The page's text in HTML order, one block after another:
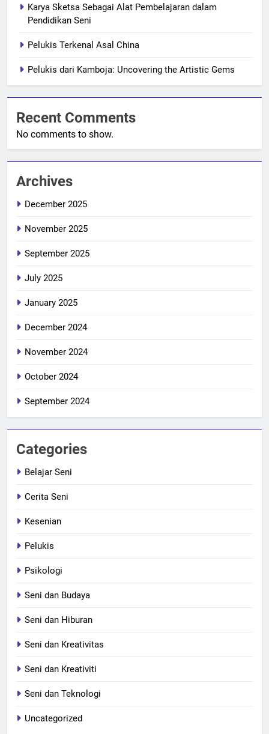
Karya Sketsa Sebagai Alat Pembelajaran dalam
Pendidikan Seni
Pelukis Terkenal Asal China
Pelukis dari Kamboja: Uncovering the Artistic Gems
Recent Comments
No comments to show.
Archives
December 2025
November 2025
September 2025
July 2025
January 2025
December 2024
November 2024
October 2024
September 2024
Categories
Belajar Seni
Cerita Seni
Kesenian
Pelukis
Psikologi
Seni dan Budaya
Seni dan Hiburan
Seni dan Kreativitas
Seni dan Kreativiti
Seni dan Teknologi
Uncategorized